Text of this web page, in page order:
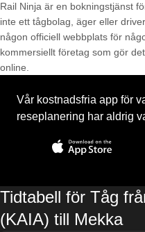
Rail Ninja är en bokningstjänst
inte ett tågbolag, äger eller
någon officiell webbplats för
kommersiellt företag som gör
online.
Vår kostnadsfria app för
reseplanering har aldrig
Tidtabell för Tåg
(KAIA) till Mekka